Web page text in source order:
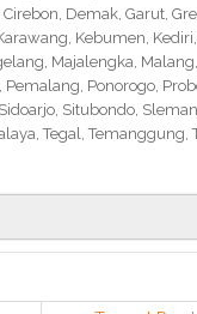
Demak, Garut,
Kebumen,
Majalengka,
Ponorogo,
Situbondo,
Tegal,